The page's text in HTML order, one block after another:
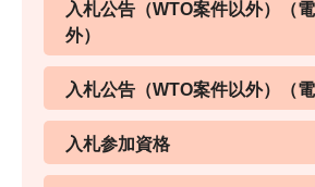
入札公告（WTO案件以外）（
外）
入札公告（WTO案件以外）（電
入札参加資格